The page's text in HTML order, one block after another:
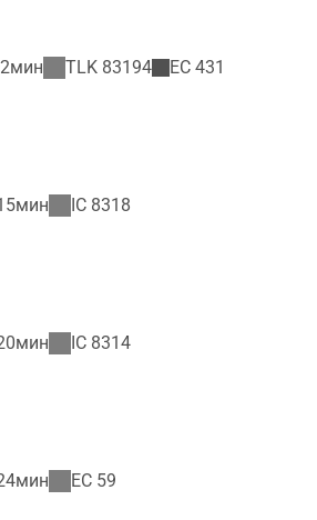
TLK 83194 EC 431
IC 8318
IC 8314
EC 59